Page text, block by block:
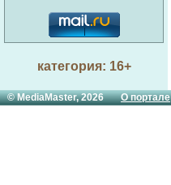
категория: 16+
© MediaMaster, 2026О портале